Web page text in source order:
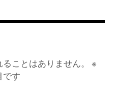
ことはありません。
※
です